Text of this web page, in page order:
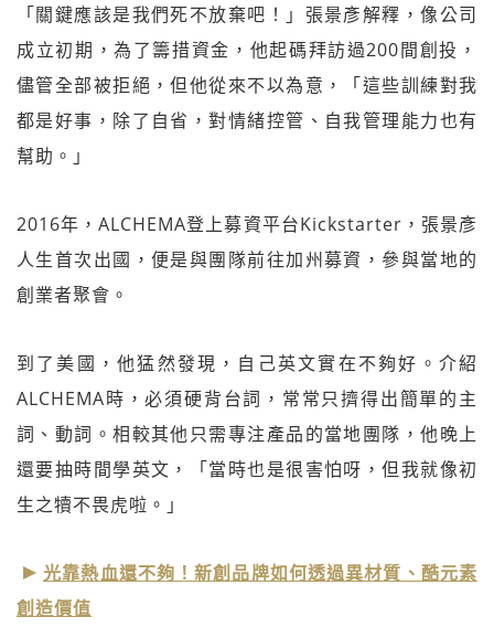
「關鍵應該是我們死不放棄吧！」張景彥解釋，像公司
成立初期，為了籌措資金，他起碼拜訪過200間創投，
儘管全部被拒絕，但他從來不以為意，「這些訓練對我
都是好事，除了自省，對情緒控管、自我管理能力也有
幫助。」
2016年，ALCHEMA登上募資平台Kickstarter，張景彥
人生首次出國，便是與團隊前往加州募資，參與當地的
創業者聚會。
到了美國，他猛然發現，自己英文實在不夠好。介紹
ALCHEMA時，必須硬背台詞，常常只擠得出簡單的主
詞、動詞。相較其他只需專注產品的當地團隊，他晚上
還要抽時間學英文，「當時也是很害怕呀，但我就像初
生之犢不畏虎啦。」
光靠熱血還不夠！新創品牌如何透過異材質、酷元素
創造價值